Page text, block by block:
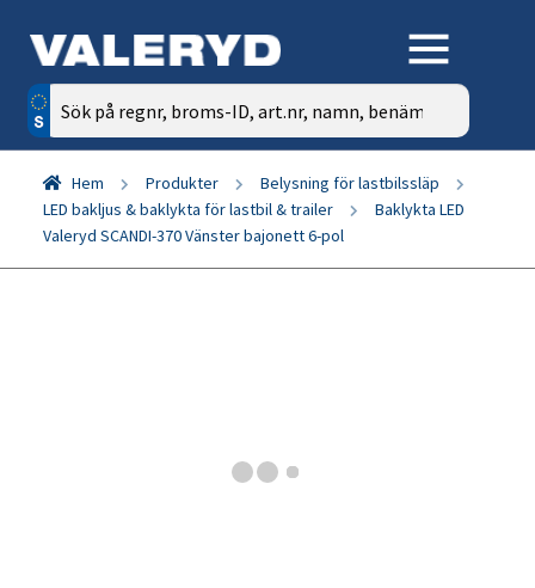
Sök
efter:
Hem Produkter
Belysning för lastbilssläp
LED bakljus & baklykta för lastbil & trailer
Baklykta LED
Valeryd SCANDI-370 Vänster bajonett 6-pol